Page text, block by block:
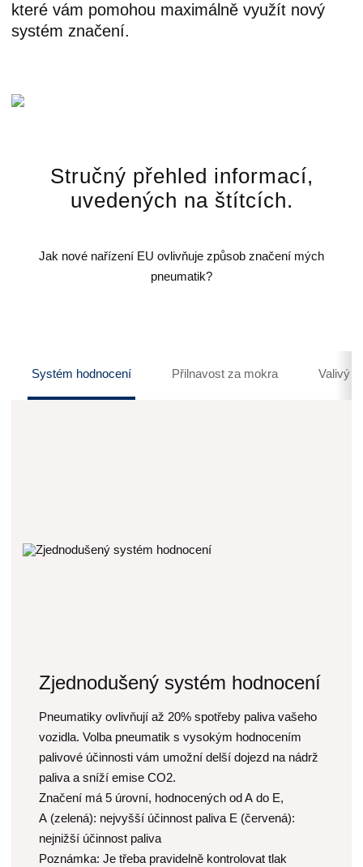
které vám pomohou maximálně využít nový
systém značení.
Stručný přehled informací,
uvedených na štítcích.
Jak nové nařízení EU ovlivňuje způsob značení mých
pneumatik?
Systém hodnocení Přilnavost za mokra Valivý
Zjednodušený systém hodnocení
Pneumatiky ovlivňují až 20% spotřeby paliva vašeho
vozidla. Volba pneumatik s vysokým hodnocením
palivové účinnosti vám umožní delší dojezd na nádrž
paliva a sníží emise CO2.
Značení má 5 úrovní, hodnocených od A do E,
A (zelená): nejvyšší účinnost paliva E (červená):
nejnižší účinnost paliva
Poznámka: Je třeba pravidelně kontrolovat tlak